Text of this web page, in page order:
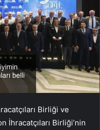
Birliği ve
İhracatçıları Birliği’nin